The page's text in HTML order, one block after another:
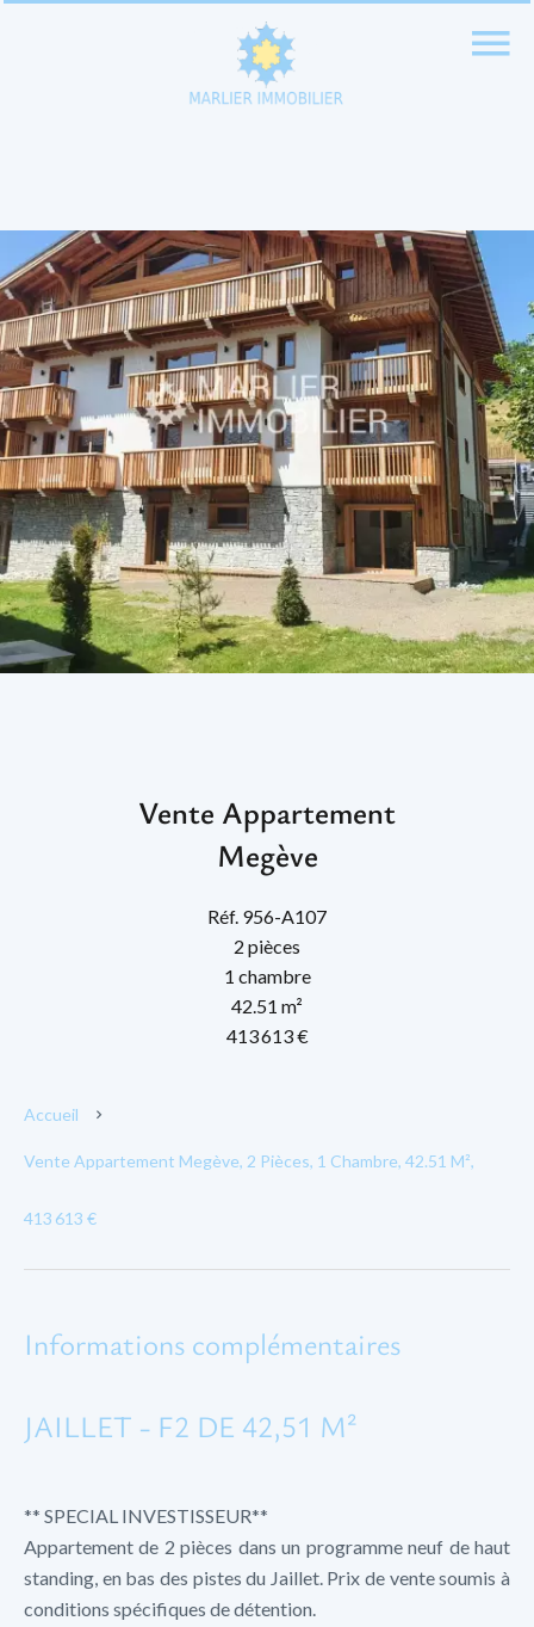
Vente Appartement
Megève
Réf. 956-A107
2 pièces
1 chambre
42.51 m²
413 613 €
Accueil
Vente Appartement Megève, 2 Pièces, 1 Chambre, 42.51 M²,
413 613 €
Informations complémentaires
JAILLET - F2 DE 42,51 M²
** SPECIAL INVESTISSEUR**
Appartement de 2 pièces dans un programme neuf de haut
standing, en bas des pistes du Jaillet. Prix de vente soumis à
conditions spécifiques de détention.